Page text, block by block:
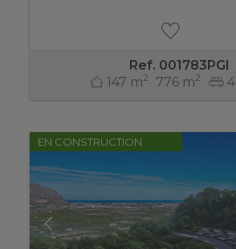
Ref. 001783PGI
147 m2 776 m2 4
EN CONSTRUCTION